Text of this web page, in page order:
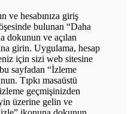
ve hesabınıza giriş
bulunan “Daha
dokunun ve açılan
girin. Uygulama, hesap
için sizi web sitesine
sayfadan “İzleme
Tıpkı masaüstü
geçmişinizden
üzerine gelin ve